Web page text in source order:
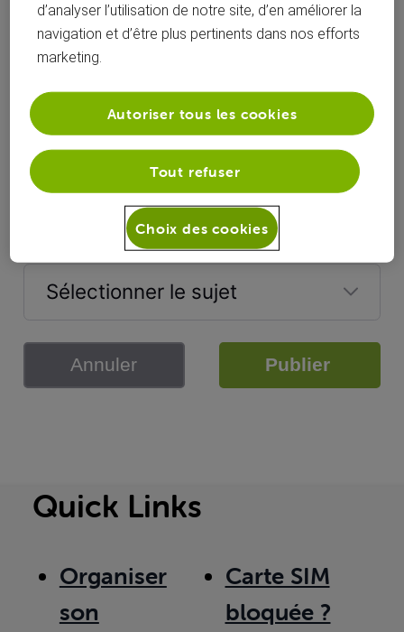
Catégorie
Sélectionner le sujet
Annuler Publier
Quick Links
Organiser
son
Carte SIM
bloquée ?
d’analyser l’utilisation de notre site, d’en améliorer la
navigation et d’être plus pertinents dans nos efforts
marketing.
Tout refuser
Autoriser tous les cookies
Choix des cookies